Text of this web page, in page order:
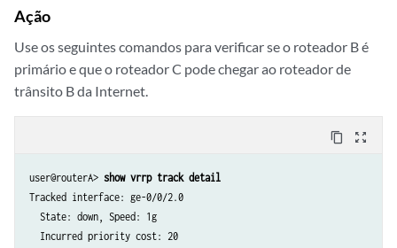
Ação
Use os seguintes comandos para verificar se o roteador B é
primário e que o roteador C pode chegar ao roteador de
trânsito B da Internet.
content_copy zoom_out_map
user@routerA> show vrrp track detail
Tracked interface: ge-0/0/2.0
  State: down, Speed: 1g
  Incurred priority cost: 20